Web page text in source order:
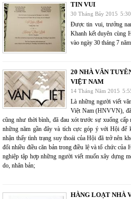
TIN VUI
30 Tháng Bảy 2015
Được tin vui, trưởng
Khanh kết duyên cùng
vào ngày 30 tháng 7
20 NHÀ VĂN
VIỆT NAM
14 Tháng Năm 2015
Là những người viết
Việt Nam (HNVVN),
cũng như thời bình, đã đau xót trước sự xuống cấp
những năm gần đây và tích cực góp ý với Hội để
nhận thấy tình trạng suy thoái của Hội đã trở nên
đổi nhiều điều căn bản trong điều lệ và tổ chức
nghiệp tập hợp những người viết muốn xây dựng
do, nhân bản;
HÀNG LOẠT NHÀ